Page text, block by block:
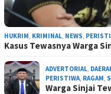
HUKRIM, KRIMINAL, NEWS,
Kasus Tewasnya Warga
ADVERTORIAL,
PERISTIWA, RAGAM,
Warga Sinjai